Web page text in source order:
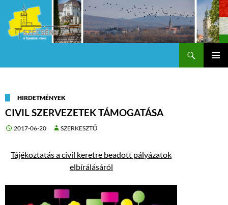
HIRDETMÉNYEK
CIVIL SZERVEZETEK TÁMOGATÁSA
2017-06-20 SZERKESZTŐ
Tájékoztatás a civil keretre beadott pályázatok
elbírálásáról